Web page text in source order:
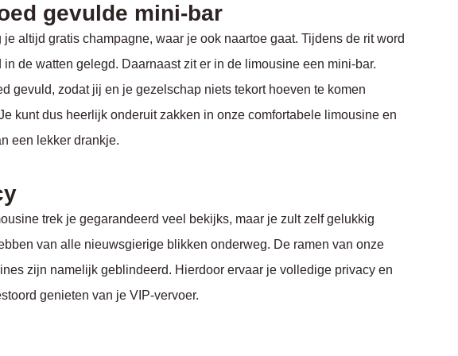
gevulde mini-bar
je altijd gratis champagne, waar je ook naartoe gaat. Tijdens de rit word
in de watten gelegd. Daarnaast zit er in de limousine een mini-bar.
gevuld, zodat jij en je gezelschap niets tekort hoeven te komen
kunt dus heerlijk onderuit zakken in onze comfortabele limousine en
een lekker drankje.
trek je gegarandeerd veel bekijks, maar je zult zelf gelukkig
van alle nieuwsgierige blikken onderweg. De ramen van onze
zijn namelijk geblindeerd. Hierdoor ervaar je volledige privacy en
genieten van je VIP-vervoer.